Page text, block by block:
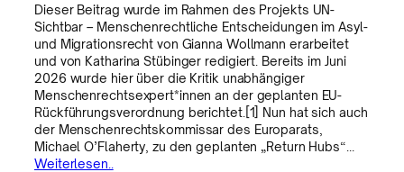
Dieser Beitrag wurde im Rahmen des Projekts UN-
Sichtbar – Menschenrechtliche Entscheidungen im Asyl-
und Migrationsrecht von Gianna Wollmann erarbeitet
und von Katharina Stübinger redigiert. Bereits im Juni
2026 wurde hier über die Kritik unabhängiger
Menschenrechtsexpert*innen an der geplanten EU-
Rückführungsverordnung berichtet.[1] Nun hat sich auch
der Menschenrechtskommissar des Europarats,
Michael O’Flaherty, zu den geplanten „Return Hubs“…
Weiterlesen..